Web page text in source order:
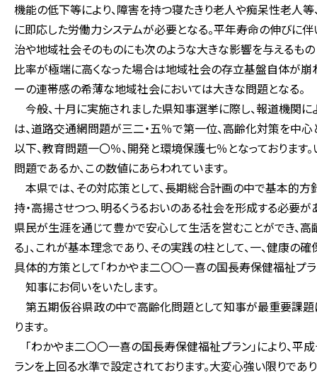
機能の低下等により、障害を持つ寝たきり老人や痴呆性老人
に即応した労働力システムが必要となる。平年寿命の伸びに
治や地域社会そのものにも次のような大きな影響を与えるも
比率が極端に高くなった場合は地域社会の存立基盤自体が崩
ーの連帯感の希薄な地域社会においては大きな問題となる。
今般、十月に実施されました県知事選挙に際し、報道機関
は、道路交通網問題が三二・五％で第一位、高齢化対策を中
以下、教育問題一〇％、開発と環境保護七％となっておりま
問題であるか、この数値にあらわれています。
本県では、その対応策として、長期総合計画の中で基本的方
持・高揚させつつ、明るくうるおいのある社会を形成する必要
県民が生涯を通じて豊かで安心して生活を営むことができ、
る」、これが基本理念であり、その実践の柱として、一、健康の確
具体的方策として「わかやま二〇〇一喜の国長寿保健福祉プ
知事にお伺いをいたします。
第五期仮谷県政の中で高齢化問題として知事が最重要課題
ります。
「わかやま二〇〇一喜の国長寿保健福祉プラン」により、平
ランを上回る水準で設定されております。大変心強い限りで